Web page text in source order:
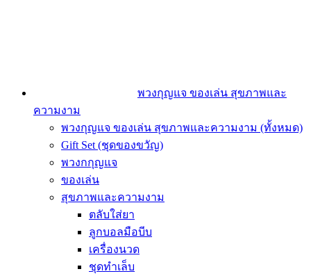
พวงกุญแจ ของเล่น สุขภาพและ
ความงาม
พวงกุญแจ ของเล่น สุขภาพและความงาม (ทั้งหมด)
Gift Set (ชุดของขวัญ)
พวงกกุญแจ
ของเล่น
สุขภาพและความงาม
ตลับใส่ยา
ลูกบอลมือบีบ
เครื่องนวด
ชุดทำเล็บ